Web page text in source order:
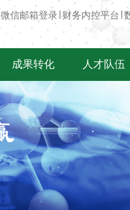
微信邮箱登录 ∣财务内控平台 ∣
成果转化 人才队伍